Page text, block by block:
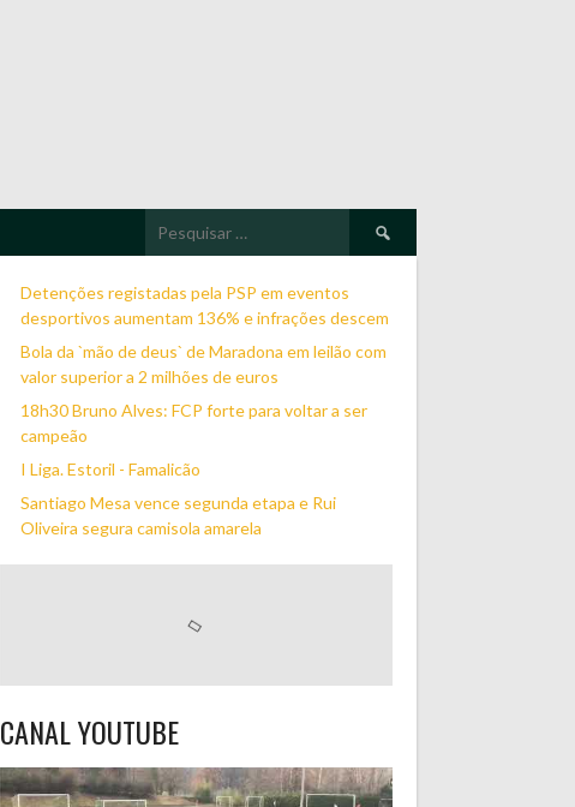
Pesquisar
por:
Detenções registadas pela PSP em eventos
desportivos aumentam 136% e infrações descem
Bola da `mão de deus` de Maradona em leilão com
valor superior a 2 milhões de euros
18h30 Bruno Alves: FCP forte para voltar a ser
campeão
I Liga. Estoril - Famalicão
Santiago Mesa vence segunda etapa e Rui
Oliveira segura camisola amarela
CANAL YOUTUBE